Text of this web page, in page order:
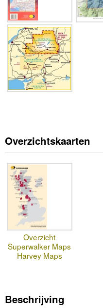
Overzichtskaarten
Overzicht
Superwalker Maps
Harvey Maps
Beschrijving